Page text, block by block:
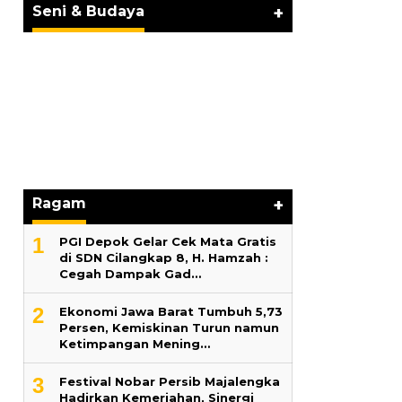
Seni & Budaya +
BERKARYA UNTUK PE…
Ragam +
1
PGI Depok Gelar Cek Mata Gratis
di SDN Cilangkap 8, H. Hamzah :
Cegah Dampak Gad…
2
Ekonomi Jawa Barat Tumbuh 5,73
Persen, Kemiskinan Turun namun
Ketimpangan Mening…
3
Festival Nobar Persib Majalengka
Hadirkan Kemeriahan, Sinergi